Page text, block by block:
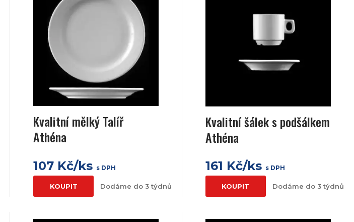
Kvalitní mělký Talíř
Athéna
107 Kč/ks s DPH
KOUPIT Dodáme do 3 týdnů
Kvalitní šálek s podšálkem
Athéna
161 Kč/ks s DPH
KOUPIT Dodáme do 3 týdnů